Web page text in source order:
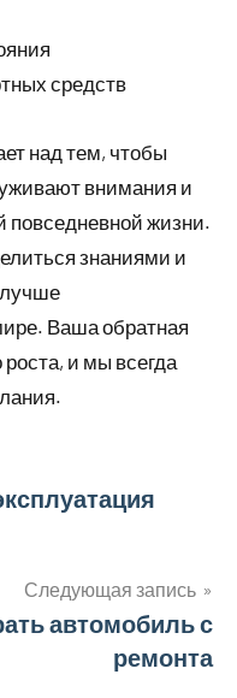
средств
над тем, чтобы
внимания и
повседневной жизни.
знаниями и
Ваша обратная
и мы всегда
Следующая запись
автомобиль с
ремонта